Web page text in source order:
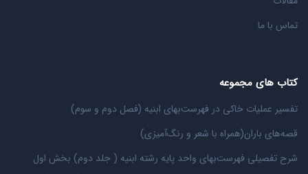
تماس با ما
کتاب های مجموعه
تفسیر عملیات خاکی در فهرست‌بهای ابنیه (فصل دوم و سوم)
قصه‌های باران(همراه با شعر و رنگ‌‌آمیزی)
شرح تفصیلی فهرست‌بهای واحد پایه رشته ابنیه ( جلد دوم) بخش اول